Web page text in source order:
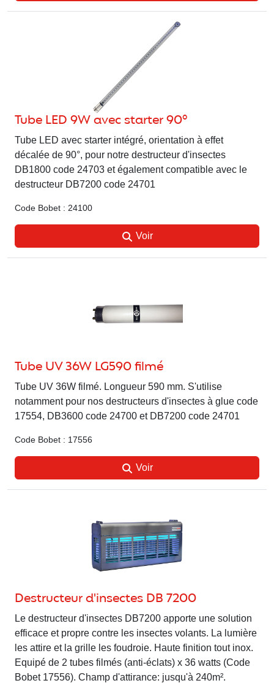
Tube LED 9W avec starter 90°
Tube LED avec starter intégré, orientation à effet
décalée de 90°, pour notre destructeur d'insectes
DB1800 code 24703 et également compatible avec le
destructeur DB7200 code 24701
Code Bobet : 24100
Voir
Tube UV 36W LG590 filmé
Tube UV 36W filmé. Longueur 590 mm. S'utilise
notamment pour nos destructeurs d'insectes à glue code
17554, DB3600 code 24700 et DB7200 code 24701
Code Bobet : 17556
Voir
Destructeur d'insectes DB 7200
Le destructeur d'insectes DB7200 apporte une solution
efficace et propre contre les insectes volants. La lumière
les attire et la grille les foudroie. Haute finition tout inox.
Equipé de 2 tubes filmés (anti-éclats) x 36 watts (Code
Bobet 17556). Champ d'attirance: jusqu'à 240m².